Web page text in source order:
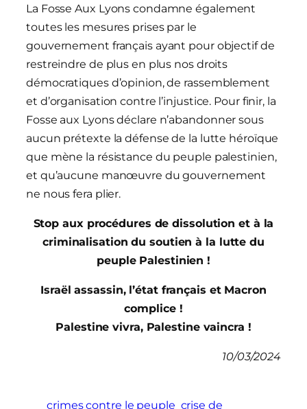
La Fosse Aux Lyons condamne également
toutes les mesures prises par le
gouvernement français ayant pour objectif de
restreindre de plus en plus nos droits
démocratiques d’opinion, de rassemblement
et d’organisation contre l’injustice. Pour finir, la
Fosse aux Lyons déclare n’abandonner sous
aucun prétexte la défense de la lutte héroïque
que mène la résistance du peuple palestinien,
et qu’aucune manœuvre du gouvernement
ne nous fera plier.
Stop aux procédures de dissolution et à la
criminalisation du soutien à la lutte du
peuple Palestinien !
Israël assassin, l’état français et Macron
complice !
Palestine vivra, Palestine vaincra !
10/03/2024
crimes contre le peuple crise de